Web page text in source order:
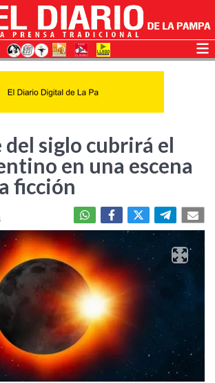
del siglo cubrirá el
en una escena
ficción